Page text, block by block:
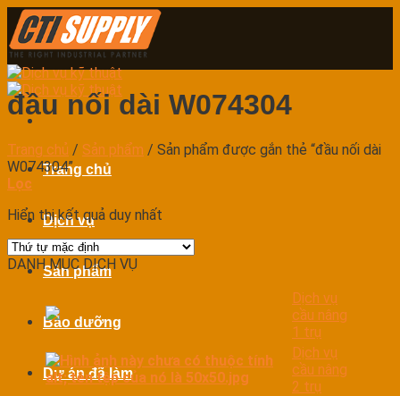
Skip
to
content
Trang chủ
Dịch vụ
Sản phẩm
Bảo dưỡng
Dự án đã làm
đầu nối dài W074304
Trang chủ / Sản phẩm / Sản phẩm được gắn thẻ “đầu nối dài
W074304”
Lọc
Hiển thị kết quả duy nhất
DANH MỤC DỊCH VỤ
Dịch vụ
cầu nâng
1 trụ
Dịch vụ
cầu nâng
2 trụ